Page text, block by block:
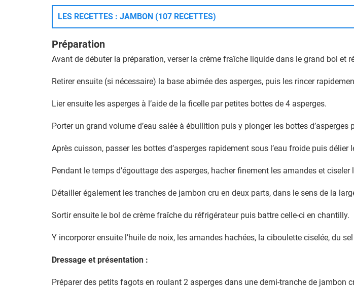
LES RECETTES : JAMBON (107 RECETTES)
Préparation
Avant de débuter la préparation, verser la crème fraîche liquide dans le grand bol et
Retirer ensuite (si nécessaire) la base abimée des asperges, puis les rincer
Lier ensuite les asperges à l’aide de la ficelle par petites bottes de 4 asperges.
Porter un grand volume d’eau salée à ébullition puis y plonger les bottes d’asperges
Après cuisson, passer les bottes d’asperges rapidement sous l’eau froide puis
Pendant le temps d’égouttage des asperges, hacher finement les amandes et ciseler
Détailler également les tranches de jambon cru en deux parts, dans le sens de la
Sortir ensuite le bol de crème fraîche du réfrigérateur puis battre celle-ci en chantilly.
Y incorporer ensuite l’huile de noix, les amandes hachées, la ciboulette ciselée, du
Dressage et présentation :
Préparer des petits fagots en roulant 2 asperges dans une demi-tranche de jambon